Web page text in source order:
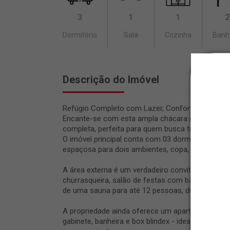
3
Dormitório
1
Sala
1
Cozinha
2
Descrição do Imóvel
Refúgio Completo com Lazer, Conforto e
Encante-se com esta ampla chácara residencial
completa, perfeita para quem busca
O imóvel principal conta com 03 dormitórios
espaçosa para dois ambientes, copa, cozinha
A área externa é um verdadeiro convite ao lazer
churrasqueira, salão de festas com banheiro,
de uma sauna para até 12 pessoas, ducha
A propriedade ainda oferece um apartamento
gabinete, banheira e box blindex - ideal para